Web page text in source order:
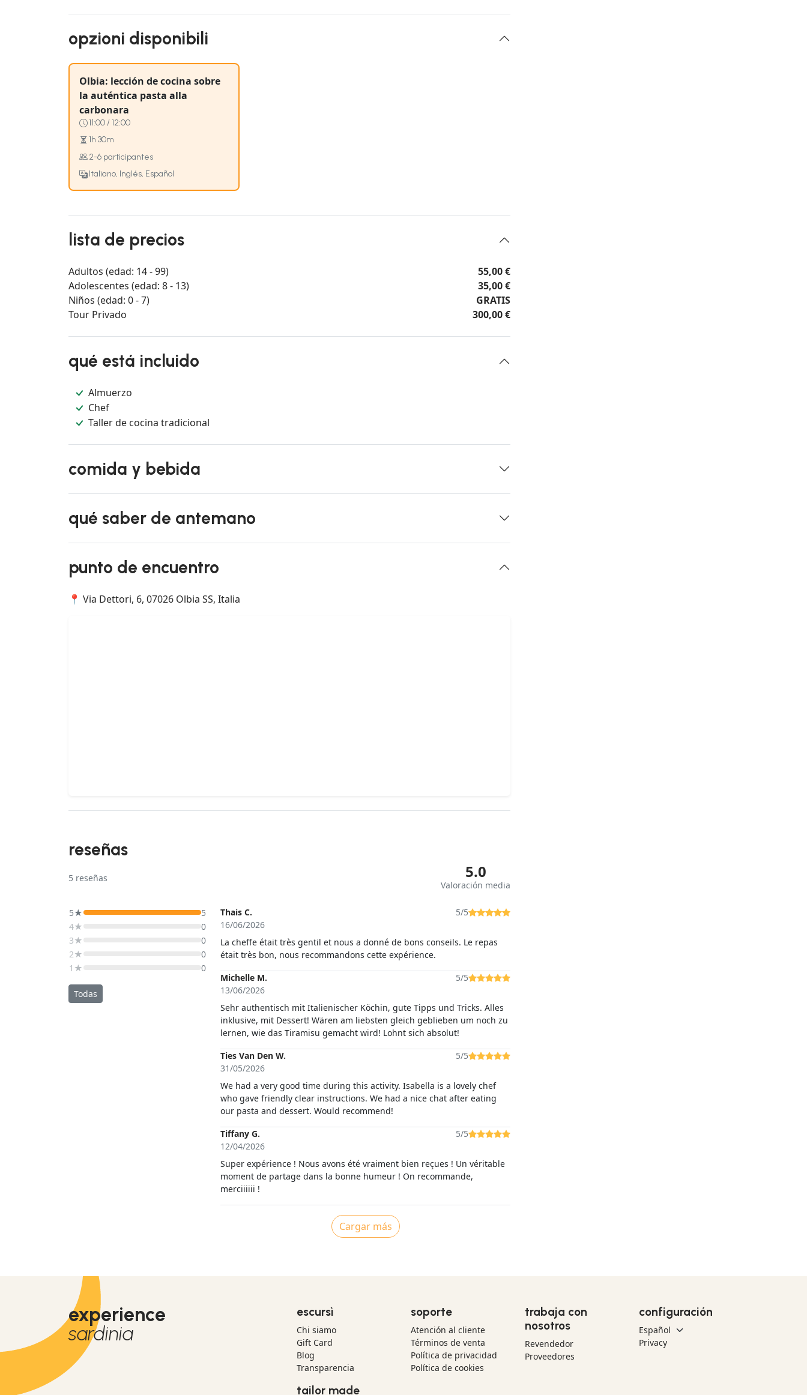
opzioni disponibili
Olbia: lección de cocina sobre
la auténtica pasta alla
carbonara
11:00 / 12:00
1h 30m
2-6 participantes
Italiano, Inglés, Español
lista de precios
Adultos (edad: 14 - 99)
55,00 €
Adolescentes (edad: 8 - 13)
35,00 €
Niños (edad: 0 - 7)
GRATIS
Tour Privado
300,00 €
qué está incluido
Almuerzo
Chef
Taller de cocina tradicional
comida y bebida
qué saber de antemano
punto de encuentro
📍 Via Dettori, 6, 07026 Olbia SS, Italia
reseñas
5 reseñas 5.0
Valoración media
5★
5
4★
0
3★
0
2★
0
1★
0
Todas
Thais C.
16/06/2026
5/5
La cheffe était très gentil et nous a donné de bons conseils. Le repas
était très bon, nous recommandons cette expérience.
Michelle M.
13/06/2026
5/5
Sehr authentisch mit Italienischer Köchin, gute Tipps und Tricks. Alles
inklusive, mit Dessert! Wären am liebsten gleich geblieben um noch zu
lernen, wie das Tiramisu gemacht wird! Lohnt sich absolut!
Ties Van Den W.
31/05/2026
5/5
We had a very good time during this activity. Isabella is a lovely chef
who gave friendly clear instructions. We had a nice chat after eating
our pasta and dessert. Would recommend!
Tiffany G.
12/04/2026
5/5
Super expérience ! Nous avons été vraiment bien reçues ! Un véritable
moment de partage dans la bonne humeur ! On recommande,
merciiiiii !
Cargar más
experience
sardinia
escursì
Chi siamo
Gift Card
Blog
Transparencia
tailor made
soporte
Atención al cliente
Términos de venta
Política de privacidad
Política de cookies
trabaja con
nosotros
Revendedor
Proveedores
configuración
Privacy